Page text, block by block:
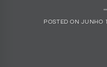
POSTED ONJUNHO